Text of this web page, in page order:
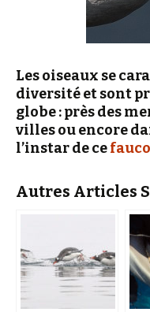
Les oiseaux se
diversité et sont
globe : près des
villes ou encore
l’instar de ce
Autres Articles